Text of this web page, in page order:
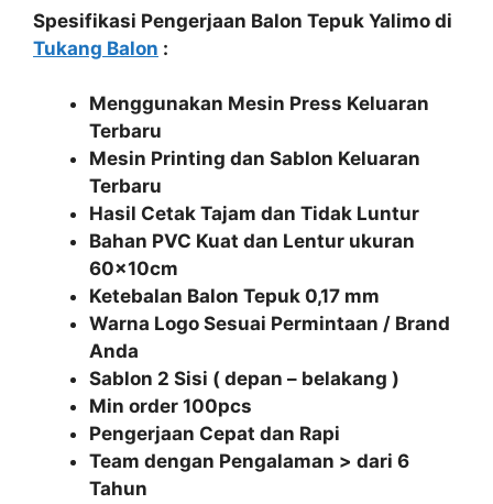
Spesifikasi Pengerjaan Balon Tepuk Yalimo di
Tukang Balon :
Menggunakan Mesin Press Keluaran
Terbaru
Mesin Printing dan Sablon Keluaran
Terbaru
Hasil Cetak Tajam dan Tidak Luntur
Bahan PVC Kuat dan Lentur ukuran
60x10cm
Ketebalan Balon Tepuk 0,17 mm
Warna Logo Sesuai Permintaan / Brand
Anda
Sablon 2 Sisi ( depan – belakang )
Min order 100pcs
Pengerjaan Cepat dan Rapi
Team dengan Pengalaman > dari 6
Tahun